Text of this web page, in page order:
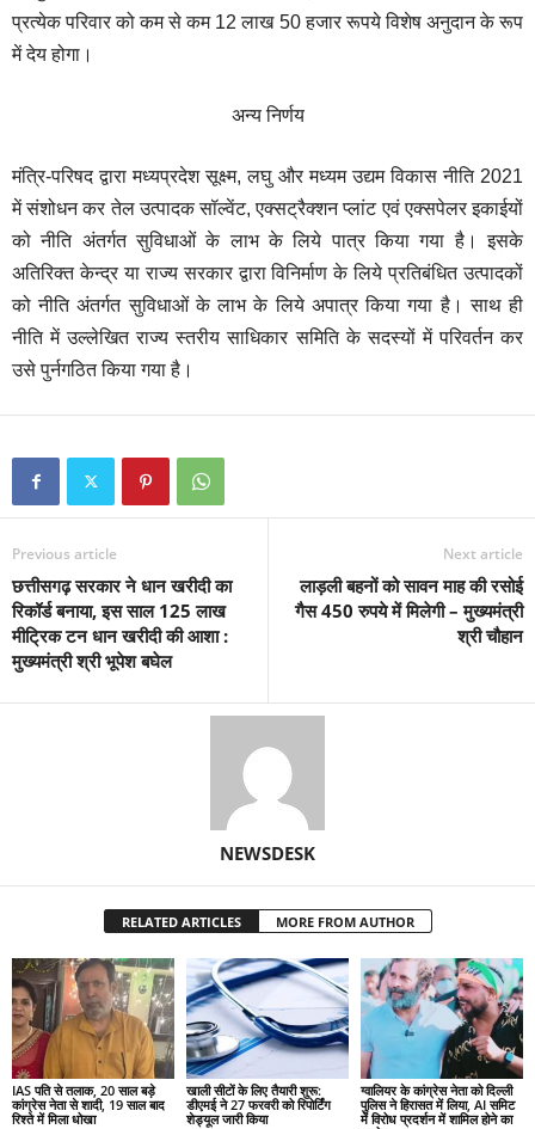
प्रत्येक परिवार को कम से कम 12 लाख 50 हजार रूपये विशेष अनुदान के रूप
में देय होगा।
अन्य निर्णय
मंत्रि-परिषद द्वारा मध्यप्रदेश सूक्ष्म, लघु और मध्यम उद्यम विकास नीति 2021
में संशोधन कर तेल उत्पादक सॉल्वेंट, एक्सट्रैक्शन प्लांट एवं एक्सपेलर इकाईयों
को नीति अंतर्गत सुविधाओं के लाभ के लिये पात्र किया गया है। इसके
अतिरिक्त केन्द्र या राज्य सरकार द्वारा विनिर्माण के लिये प्रतिबंधित उत्पादकों
को नीति अंतर्गत सुविधाओं के लाभ के लिये अपात्र किया गया है। साथ ही
नीति में उल्लेखित राज्य स्तरीय साधिकार समिति के सदस्यों में परिवर्तन कर
उसे पुर्नगठित किया गया है।
Previous article
छत्तीसगढ़ सरकार ने धान खरीदी का
रिकॉर्ड बनाया, इस साल 125 लाख
मीट्रिक टन धान खरीदी की आशा :
मुख्यमंत्री श्री भूपेश बघेल
Next article
लाड़ली बहनों को सावन माह की रसोई
गैस 450 रुपये में मिलेगी – मुख्यमंत्री
श्री चौहान
NEWSDESK
RELATED ARTICLES MORE FROM AUTHOR
IAS पति से तलाक, 20 साल बड़े
कांग्रेस नेता से शादी, 19 साल बाद
रिश्ते में मिला धोखा
खाली सीटों के लिए तैयारी शुरू:
डीएमई ने 27 फरवरी को रिपोर्टिंग
शेड्यूल जारी किया
ग्वालियर के कांग्रेस नेता को दिल्ली
पुलिस ने हिरासत में लिया, AI समिट
में विरोध प्रदर्शन में शामिल होने का